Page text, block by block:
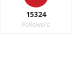
15324
Followers